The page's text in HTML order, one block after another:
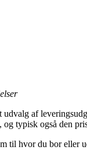
af
typisk også den
til hvor du bor eller